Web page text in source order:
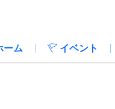
ーム イベント